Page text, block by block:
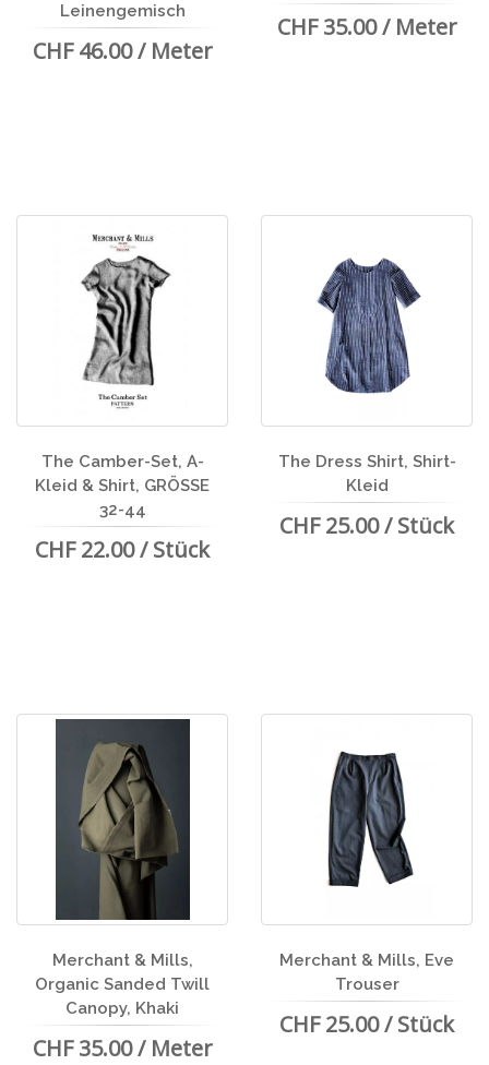
Leinengemisch
CHF 46.00 / Meter
CHF 35.00 / Meter
The Camber-Set, A-
Kleid & Shirt, GRÖSSE
32-44
CHF 22.00 / Stück
The Dress Shirt, Shirt-
Kleid
CHF 25.00 / Stück
Merchant & Mills,
Organic Sanded Twill
Canopy, Khaki
CHF 35.00 / Meter
Merchant & Mills, Eve
Trouser
CHF 25.00 / Stück